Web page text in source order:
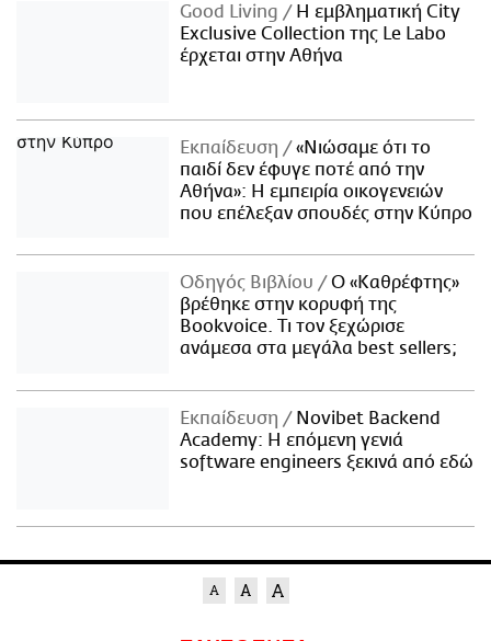
Good Living
Η εμβληματική City
Exclusive Collection της Le Labo
έρχεται στην Αθήνα
Εκπαίδευση
«Νιώσαμε ότι το
παιδί δεν έφυγε ποτέ από την
Αθήνα»: Η εμπειρία οικογενειών
που επέλεξαν σπουδές στην Κύπρο
Οδηγός Βιβλίου
Ο «Καθρέφτης»
βρέθηκε στην κορυφή της
Bookvoice. Τι τον ξεχώρισε
ανάμεσα στα μεγάλα best sellers;
Εκπαίδευση
Novibet Backend
Academy: Η επόμενη γενιά
software engineers ξεκινά από εδώ